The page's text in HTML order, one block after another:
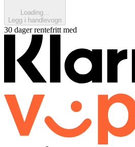
Loading...
Legg i handlevogn
30 dager rentefritt med